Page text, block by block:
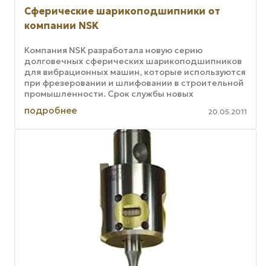
Сферические шарикоподшипники от
компании NSK
Компания NSK разработала новую серию
долговечных сферических шарикоподшипников
для вибрационных машин, которые используются
при фрезеровании и шлифовании в строительной
промышленности. Срок службы новых
шарикоподшипников увеличился более чем в два
...
подробнее 20.05.2011